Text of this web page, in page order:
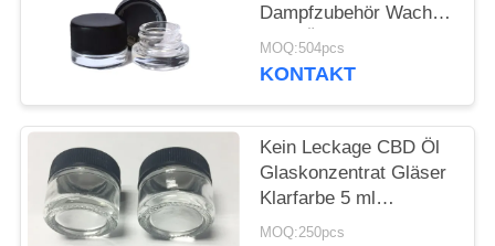
Dampfzubehör Wachs
CBD Ölbehälter
MOQ:504pcs
KONTAKT
Kein Leckage CBD Öl
Glaskonzentrat Gläser
Klarfarbe 5 ml
Kapazität
MOQ:250pcs